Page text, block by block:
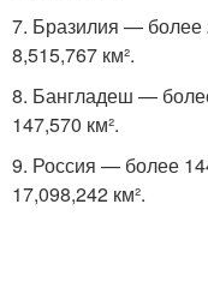
7. Бразилия —
8,515,767 км².
8. Бангладеш —
147,570 км².
9. Россия — более
17,098,242 км².